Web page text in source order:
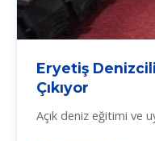
Eryetiş
Çıkıyor
Açık deniz eğitimi ve